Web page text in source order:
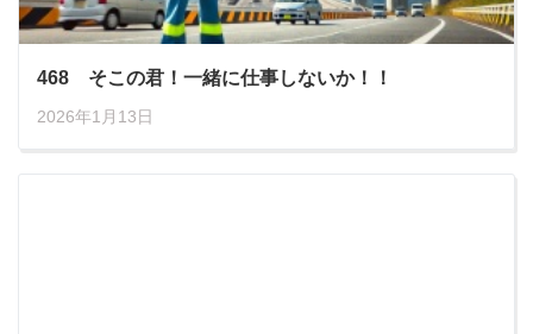
468 そこの君！一緒に仕事しないか！！
2026年1月13日